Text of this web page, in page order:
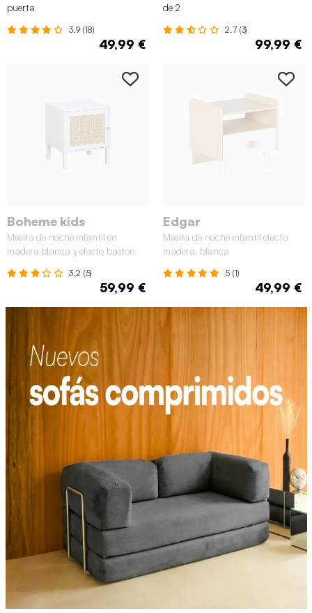
puerta
3.9 (18)
49,99 €
de 2
2.7 (3)
99,99 €
Boheme kids
Mesita de noche infantil en
madera blanca y efecto bastón
3.2 (5)
59,99 €
Edgar
Mesita de noche infantil efecto
madera, blanca
5 (1)
49,99 €